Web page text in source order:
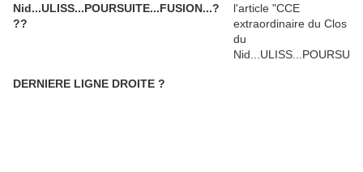
Nid...ULISS...POURSUITE...FUSION...?
??
DERNIERE LIGNE DROITE ?